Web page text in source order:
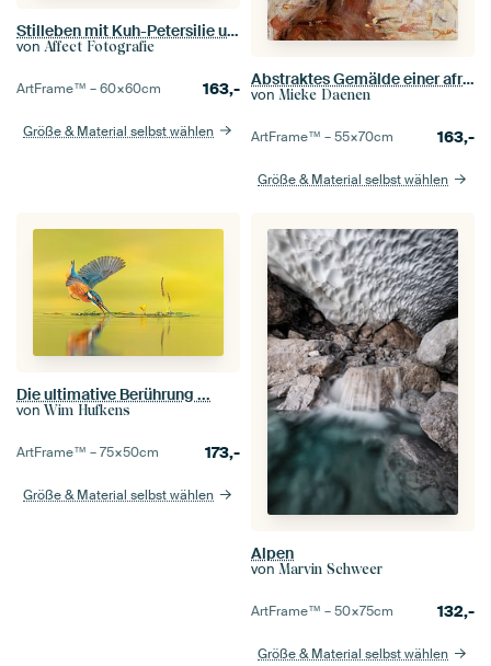
Stilleben mit Kuh-Petersilie und Zinn auf Holz [quadratisch].
von Affect Fotografie
ArtFrame™ –60×60cm 163,-
Größe & Material selbst wählen
Abstraktes Gemälde einer afrikanischen Frau
von Mieke Daenen
ArtFrame™ –55×70cm 163,-
Größe & Material selbst wählen
Die ultimative Berührung ...
von Wim Hufkens
ArtFrame™ –75×50cm 173,-
Größe & Material selbst wählen
Alpen
von Marvin Schweer
ArtFrame™ –50×75cm 132,-
Größe & Material selbst wählen